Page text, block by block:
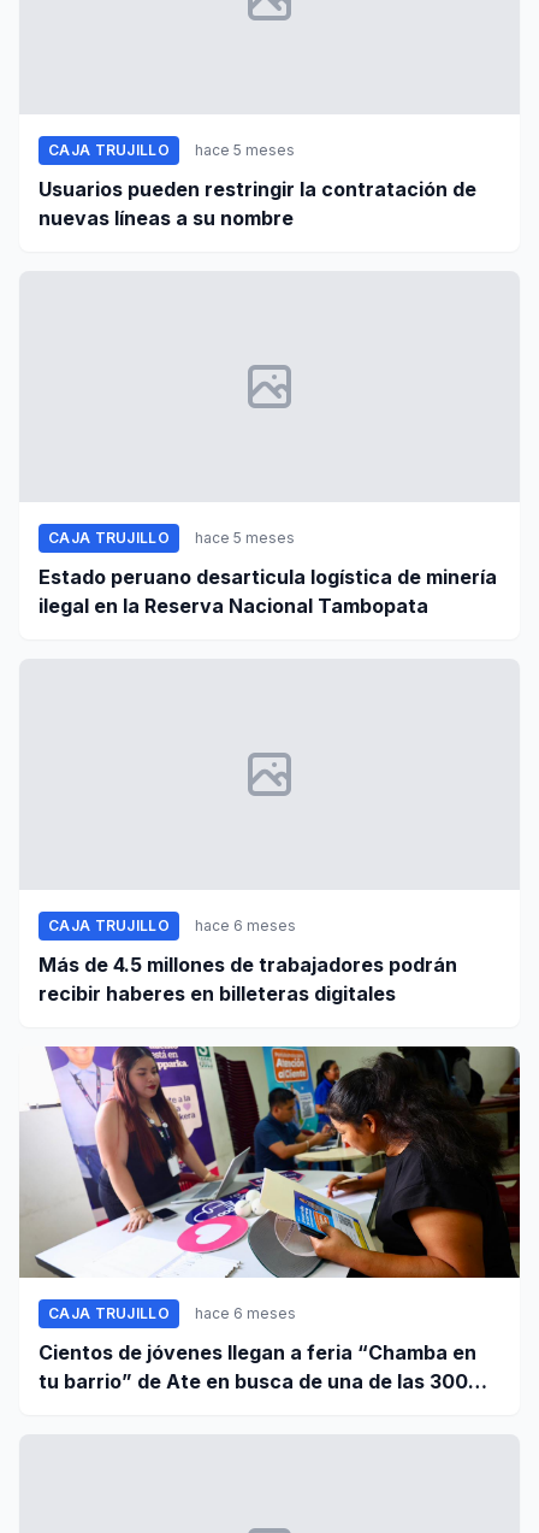
CAJA TRUJILLO hace 5 meses
Usuarios pueden restringir la contratación de
nuevas líneas a su nombre
CAJA TRUJILLO hace 5 meses
Estado peruano desarticula logística de minería
ilegal en la Reserva Nacional Tambopata
CAJA TRUJILLO hace 6 meses
Más de 4.5 millones de trabajadores podrán
recibir haberes en billeteras digitales
CAJA TRUJILLO hace 6 meses
Cientos de jóvenes llegan a feria “Chamba en
tu barrio” de Ate en busca de una de las 300